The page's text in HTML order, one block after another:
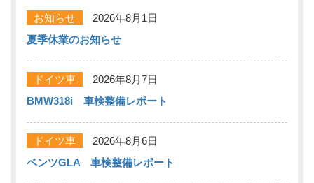
お知らせ
2026年8月1日
夏季休業のお知らせ
ドイツ車
2026年8月7日
BMW318i 車検整備レポート
ドイツ車
2026年8月6日
ベンツGLA 車検整備レポート